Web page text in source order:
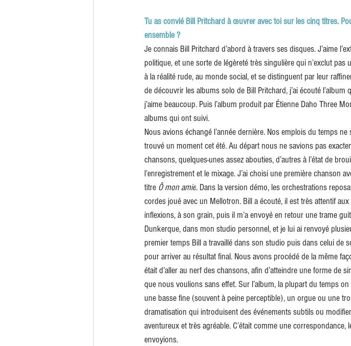
Tu as convié Bill Pritchard à œuvrer avec toi sur les cinq titres.
ensemble ?
Je connais Bill Pritchard d’abord à travers ses disques. J’aime
politique, et une sorte de légèreté très singulière qui n’exclut
à la réalité rude, au monde social, et se distinguent par leur
de découvrir les albums solo de Bill Pritchard, j’ai écouté l’album
j’aime beaucoup. Puis l’album produit par Étienne Daho Three
albums qui ont suivi.
Nous avions échangé l’année dernière. Nos emplois du temps
trouvé un moment cet été. Au départ nous ne savions pas
chansons, quelques-unes assez abouties, d’autres à l’état de
l’enregistrement et le mixage. J’ai choisi une première chanson
titre Ô mon amie. Dans la version démo, les orchestrations
cordes joué avec un Mellotron. Bill a écouté, il est très attentif
inflexions, à son grain, puis il m’a envoyé en retour une trame
Dunkerque, dans mon studio personnel, et je lui ai renvoyé
premier temps Bill a travaillé dans son studio puis dans celui
pour arriver au résultat final. Nous avons procédé de la même
était d’aller au nerf des chansons, afin d’atteindre une forme de
que nous voulions sans effet. Sur l’album, la plupart du temps
une basse fine (souvent à peine perceptible), un orgue ou une
dramatisation qui introduisent des événements subtils ou
aventureux et très agréable. C’était comme une
envoyions.